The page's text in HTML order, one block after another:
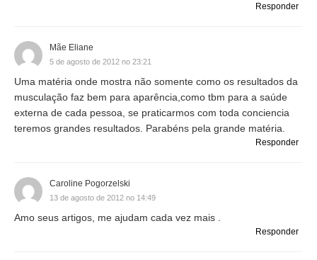
Responder
Mãe Eliane
5 de agosto de 2012 no 23:21
Uma matéria onde mostra não somente como os resultados da
musculação faz bem para aparência,como tbm para a saúde
externa de cada pessoa, se praticarmos com toda conciencia
teremos grandes resultados. Parabéns pela grande matéria.
Responder
Caroline Pogorzelski
13 de agosto de 2012 no 14:49
Amo seus artigos, me ajudam cada vez mais .
Responder